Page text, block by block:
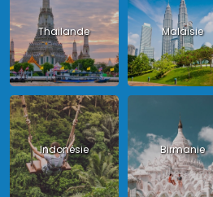
Thailande Malaisie
Indonésie Birmanie